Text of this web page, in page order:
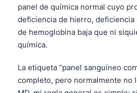
panel de química normal cuyo
deficiencia de hierro, deficiencia
de hemoglobina baja que ni
química.
La etiqueta “panel sanguíneo
completo, pero normalmente no